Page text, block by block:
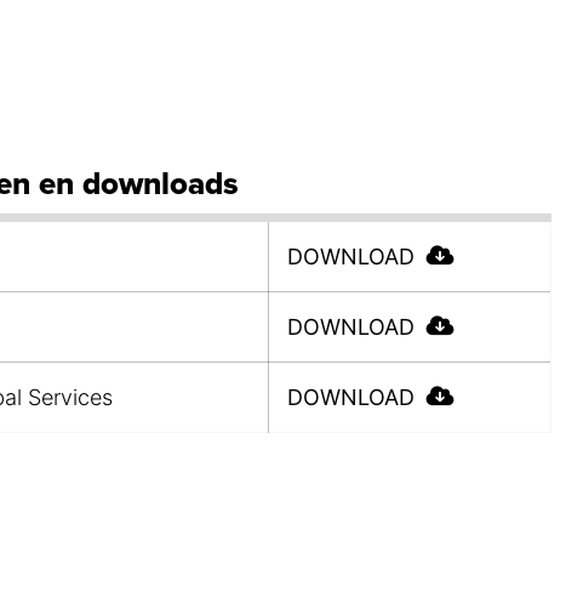
en downloads
DOWNLOAD
DOWNLOAD
Services DOWNLOAD